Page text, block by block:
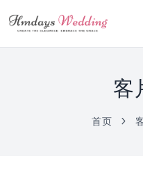
客
首页